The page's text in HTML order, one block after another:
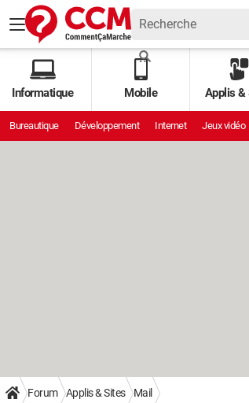
Informatique Mobile Applis &
Bureautique Développement Internet Jeux vidéo
Forum Applis & Sites Mail